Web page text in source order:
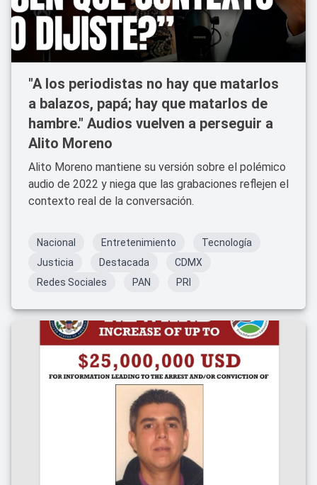
"A los periodistas no hay que matarlos
a balazos, papá; hay que matarlos de
hambre." Audios vuelven a perseguir a
Alito Moreno
Alito Moreno mantiene su versión sobre el polémico
audio de 2022 y niega que las grabaciones reflejen el
contexto real de la conversación.
Nacional Entretenimiento
Tecnología
Justicia
Destacada
CDMX
Redes Sociales
PAN PRI